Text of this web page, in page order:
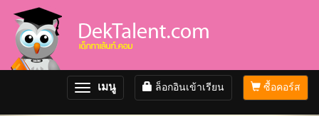
ซื้อคอร์ส
ล็อกอินเข้าเรียน
Toggle
navigation
เมนู